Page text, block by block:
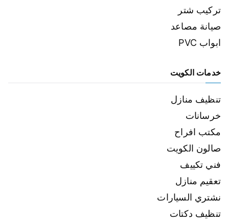
تركيب شتر
صيانة مصاعد
ابواب PVC
خدمات الكويت
تنظيف منازل
خرسانات
مكتب افراح
صالون الكويت
فني تكييف
تعقيم منازل
نشتري السيارات
تنظيف دكتات